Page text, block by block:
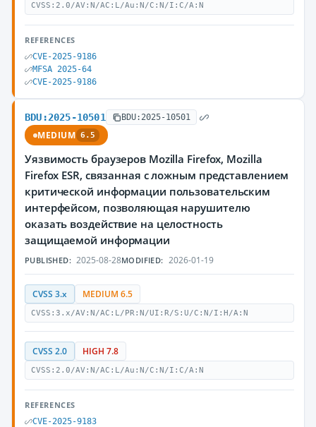
CVSS:2.0/AV:N/AC:L/Au:N/C:N/I:C/A:N
REFERENCES
CVE-2025-9186
MFSA 2025-64
CVE-2025-9186
BDU:2025-10501 BDU:2025-10501
MEDIUM 6.5
Уязвимость браузеров Mozilla Firefox, Mozilla
Firefox ESR, связанная с ложным представлением
критической информации пользовательским
интерфейсом, позволяющая нарушителю
оказать воздействие на целостность
защищаемой информации
PUBLISHED: 2025-08-28MODIFIED: 2026-01-19
CVSS 3.x MEDIUM 6.5
CVSS:3.x/AV:N/AC:L/PR:N/UI:R/S:U/C:N/I:H/A:N
CVSS 2.0 HIGH 7.8
CVSS:2.0/AV:N/AC:L/Au:N/C:N/I:C/A:N
REFERENCES
CVE-2025-9183